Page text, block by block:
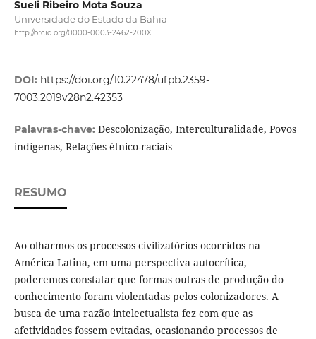
Sueli Ribeiro Mota Souza
Universidade do Estado da Bahia
http://orcid.org/0000-0003-2462-200X
DOI: https://doi.org/10.22478/ufpb.2359-
7003.2019v28n2.42353
Palavras-chave: Descolonização, Interculturalidade, Povos
indígenas, Relações étnico-raciais
RESUMO
Ao olharmos os processos civilizatórios ocorridos na
América Latina, em uma perspectiva autocrítica,
poderemos constatar que formas outras de produção do
conhecimento foram violentadas pelos colonizadores. A
busca de uma razão intelectualista fez com que as
afetividades fossem evitadas, ocasionando processos de